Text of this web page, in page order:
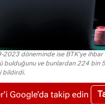
2023 döneminde ise BTK'ye ihbar
bulduğunu ve bunlardan 224 bin
bildirdi.
Google'da takip edin